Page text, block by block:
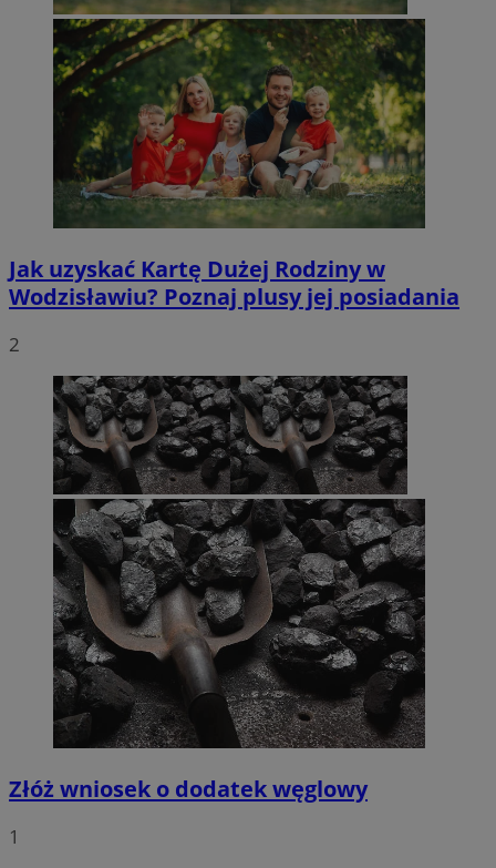
Jak uzyskać Kartę Dużej Rodziny w
Wodzisławiu? Poznaj plusy jej posiadania
2
Złóż wniosek o dodatek węglowy
1